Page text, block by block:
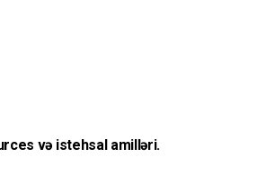
və istehsal amilləri.